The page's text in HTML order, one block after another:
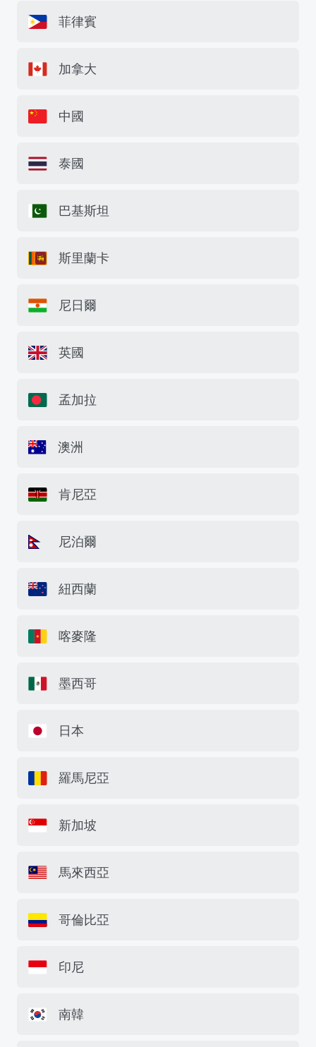
菲律賓
加拿大
中國
泰國
巴基斯坦
斯里蘭卡
尼日爾
英國
孟加拉
澳洲
肯尼亞
尼泊爾
紐西蘭
喀麥隆
墨西哥
日本
羅馬尼亞
新加坡
馬來西亞
哥倫比亞
印尼
南韓